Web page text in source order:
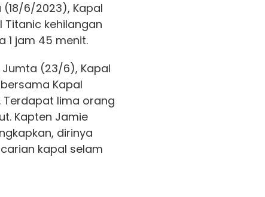
6/2023), Kapal
Titanic kehilangan
1 jam 45 menit.
(23/6), Kapal
Kapal
Terdapat lima orang
Kapten Jamie
dirinya
kapal selam